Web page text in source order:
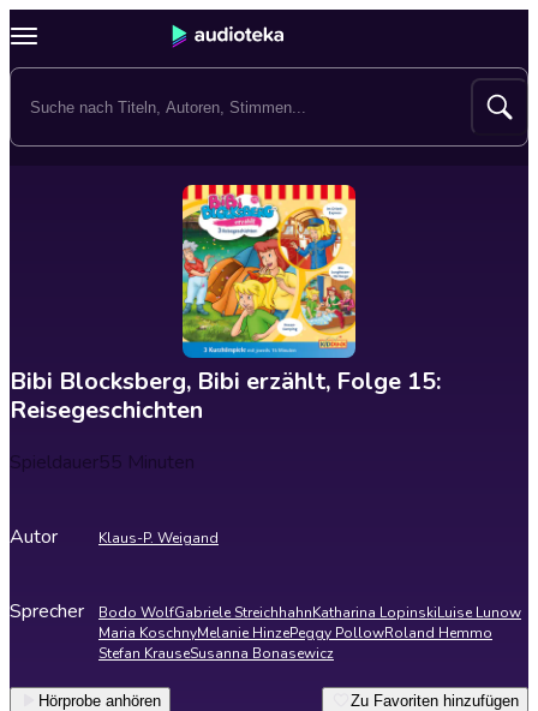
Bibi Blocksberg, Bibi erzählt, Folge 15:
Reisegeschichten
Spieldauer55 Minuten
Autor Klaus-P. Weigand
Sprecher Bodo WolfGabriele StreichhahnKatharina LopinskiLuise Lunow
Maria KoschnyMelanie HinzePeggy PollowRoland Hemmo
Stefan KrauseSusanna Bonasewicz
Hörprobe anhören Zu Favoriten hinzufügen